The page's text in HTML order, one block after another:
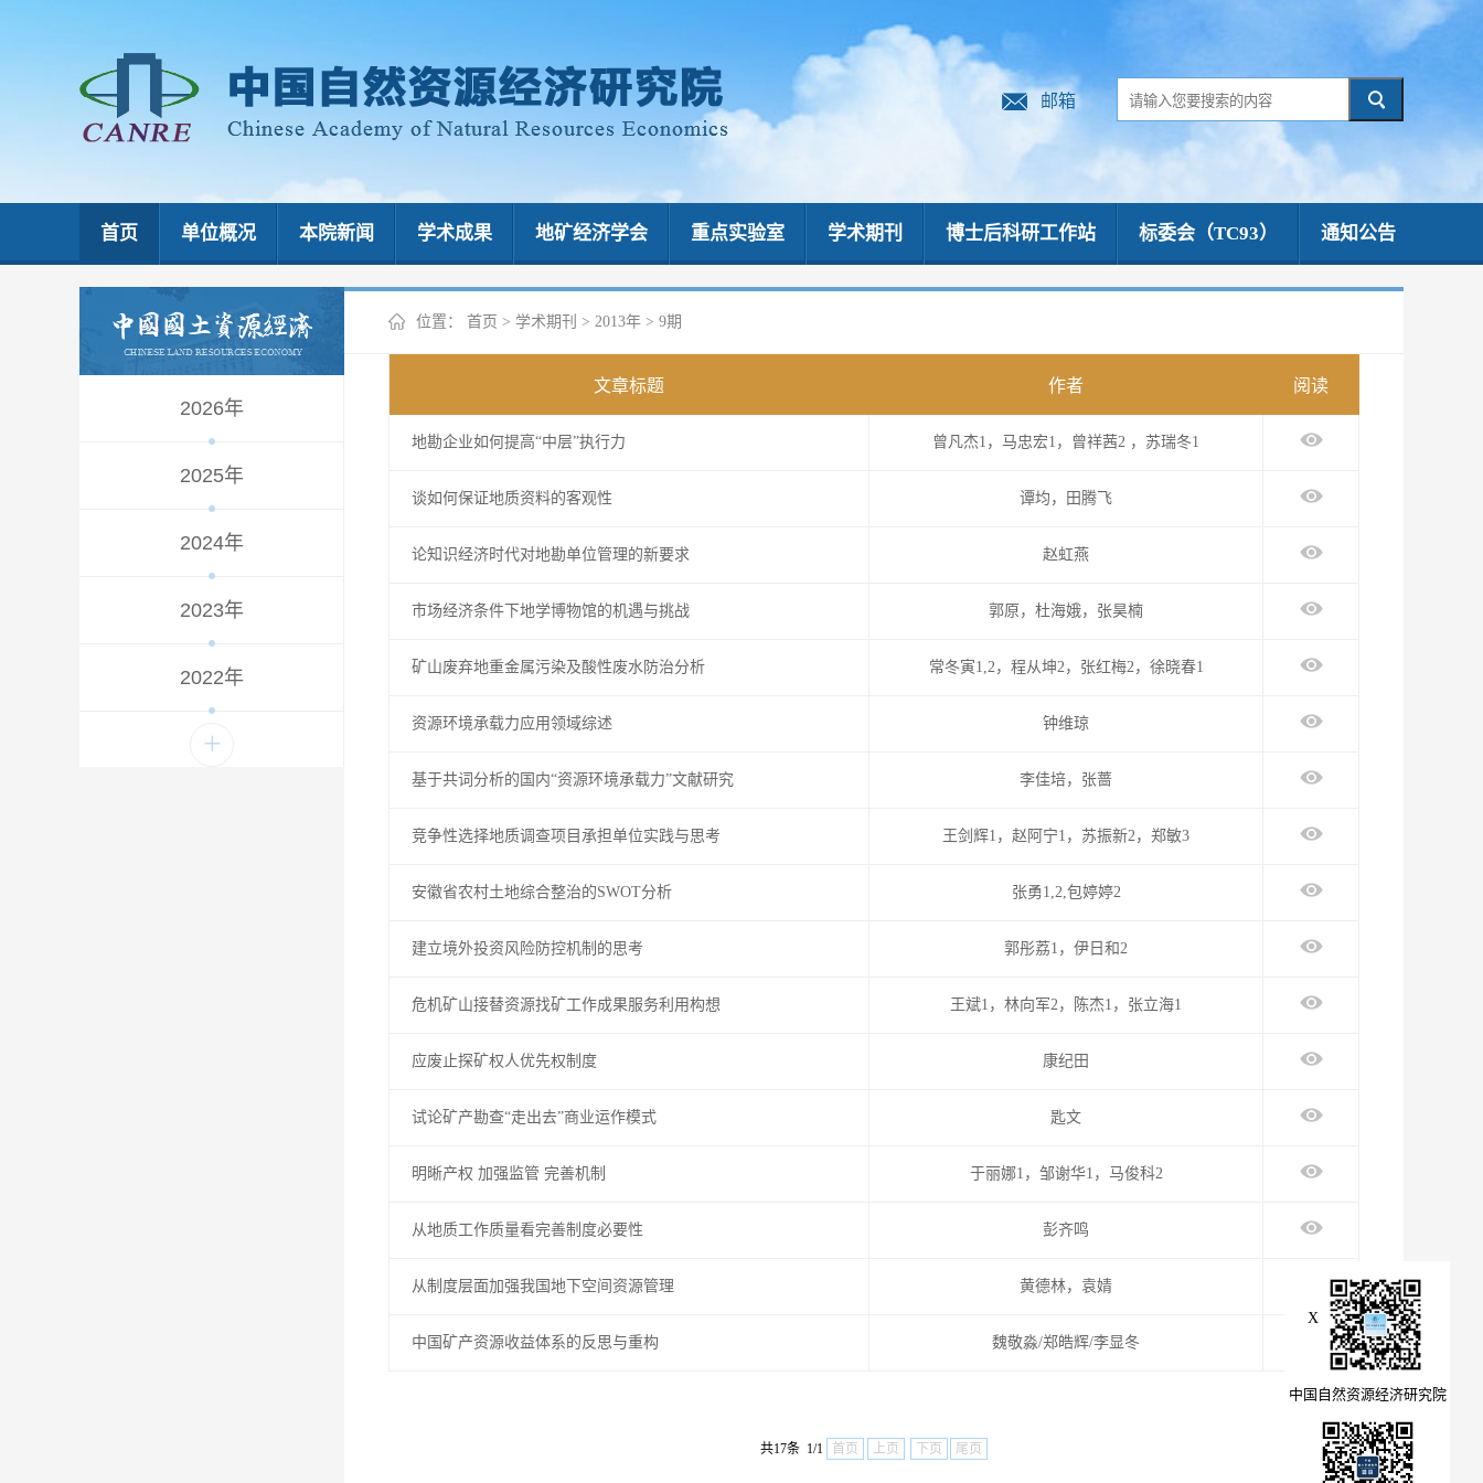
邮箱
首页 单位概况 本院新闻 学术成果 地矿经济学会 重点实验室 学术期刊 博士后科研工作站 标委会（TC93） 通知公告
2026年
2025年
2024年
2023年
2022年
+
位置： 首页 > 学术期刊 > 2013年 > 9期
文章标题 作者 阅读
地勘企业如何提高“中层”执行力 曾凡杰1，马忠宏1，曾祥茜2 ，苏瑞冬1
谈如何保证地质资料的客观性 谭均，田腾飞
论知识经济时代对地勘单位管理的新要求 赵虹燕
市场经济条件下地学博物馆的机遇与挑战 郭原，杜海娥，张昊楠
矿山废弃地重金属污染及酸性废水防治分析 常冬寅1,2，程从坤2，张红梅2，徐晓春1
资源环境承载力应用领域综述 钟维琼
基于共词分析的国内“资源环境承载力”文献研究 李佳培，张蔷
竞争性选择地质调查项目承担单位实践与思考 王剑辉1，赵阿宁1，苏振新2，郑敏3
安徽省农村土地综合整治的SWOT分析 张勇1,2,包婷婷2
建立境外投资风险防控机制的思考 郭彤荔1，伊日和2
危机矿山接替资源找矿工作成果服务利用构想 王斌1，林向军2，陈杰1，张立海1
应废止探矿权人优先权制度 康纪田
试论矿产勘查“走出去”商业运作模式 匙文
明晰产权 加强监管 完善机制 于丽娜1，邹谢华1，马俊科2
从地质工作质量看完善制度必要性 彭齐鸣
从制度层面加强我国地下空间资源管理 黄德林，袁婧
中国矿产资源收益体系的反思与重构 魏敬淼/郑皓辉/李显冬
共17条 1/1 首页 上页 下页 尾页
X
中国自然资源经济研究院